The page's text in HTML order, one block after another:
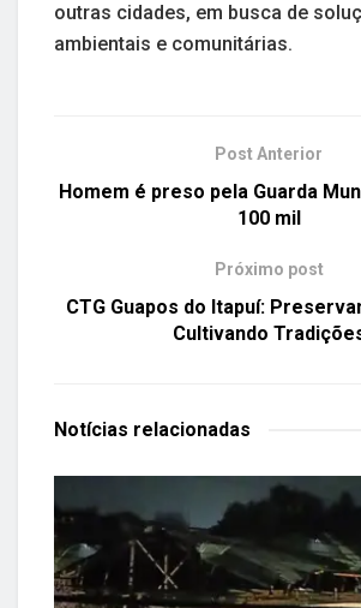
outras cidades, em busca de
ambientais e comunitárias.
Post Anterior
Homem é preso pela Guarda
100 mil
Próximo post
CTG Guapos do Itapuí:
Cultivando
Notícias relacionadas